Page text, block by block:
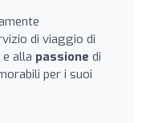
di viaggio di
e alla passione di
per i suoi